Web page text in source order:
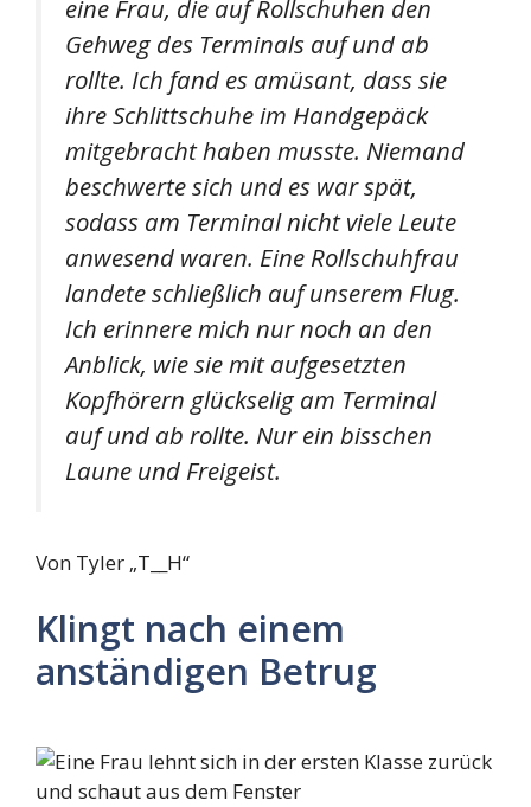
eine Frau, die auf Rollschuhen den
Gehweg des Terminals auf und ab
rollte. Ich fand es amüsant, dass sie
ihre Schlittschuhe im Handgepäck
mitgebracht haben musste. Niemand
beschwerte sich und es war spät,
sodass am Terminal nicht viele Leute
anwesend waren. Eine Rollschuhfrau
landete schließlich auf unserem Flug.
Ich erinnere mich nur noch an den
Anblick, wie sie mit aufgesetzten
Kopfhörern glückselig am Terminal
auf und ab rollte. Nur ein bisschen
Laune und Freigeist.
Von Tyler „T__H“
Klingt nach einem
anständigen Betrug